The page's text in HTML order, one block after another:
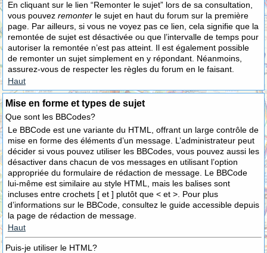
En cliquant sur le lien “Remonter le sujet” lors de sa consultation,
vous pouvez remonter le sujet en haut du forum sur la première
page. Par ailleurs, si vous ne voyez pas ce lien, cela signifie que la
remontée de sujet est désactivée ou que l’intervalle de temps pour
autoriser la remontée n’est pas atteint. Il est également possible
de remonter un sujet simplement en y répondant. Néanmoins,
assurez-vous de respecter les règles du forum en le faisant.
Haut
Mise en forme et types de sujet
Que sont les BBCodes?
Le BBCode est une variante du HTML, offrant un large contrôle de
mise en forme des éléments d’un message. L’administrateur peut
décider si vous pouvez utiliser les BBCodes, vous pouvez aussi les
désactiver dans chacun de vos messages en utilisant l’option
appropriée du formulaire de rédaction de message. Le BBCode
lui-même est similaire au style HTML, mais les balises sont
incluses entre crochets [ et ] plutôt que < et >. Pour plus
d’informations sur le BBCode, consultez le guide accessible depuis
la page de rédaction de message.
Haut
Puis-je utiliser le HTML?